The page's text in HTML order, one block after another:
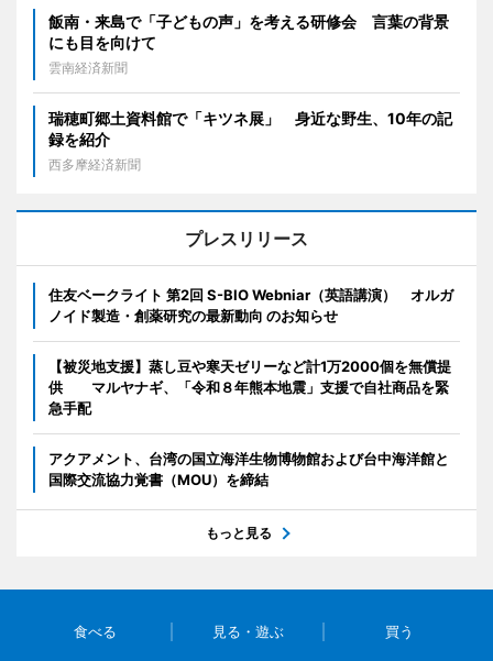
飯南・来島で「子どもの声」を考える研修会 言葉の背景
にも目を向けて
雲南経済新聞
瑞穂町郷土資料館で「キツネ展」 身近な野生、10年の記
録を紹介
西多摩経済新聞
プレスリリース
住友ベークライト 第2回 S-BIO Webniar（英語講演） オルガ
ノイド製造・創薬研究の最新動向 のお知らせ
【被災地支援】蒸し豆や寒天ゼリーなど計1万2000個を無償提
供 マルヤナギ、「令和８年熊本地震」支援で自社商品を緊
急手配
アクアメント、台湾の国立海洋生物博物館および台中海洋館と
国際交流協力覚書（MOU）を締結
もっと見る
食べる 見る・遊ぶ 買う